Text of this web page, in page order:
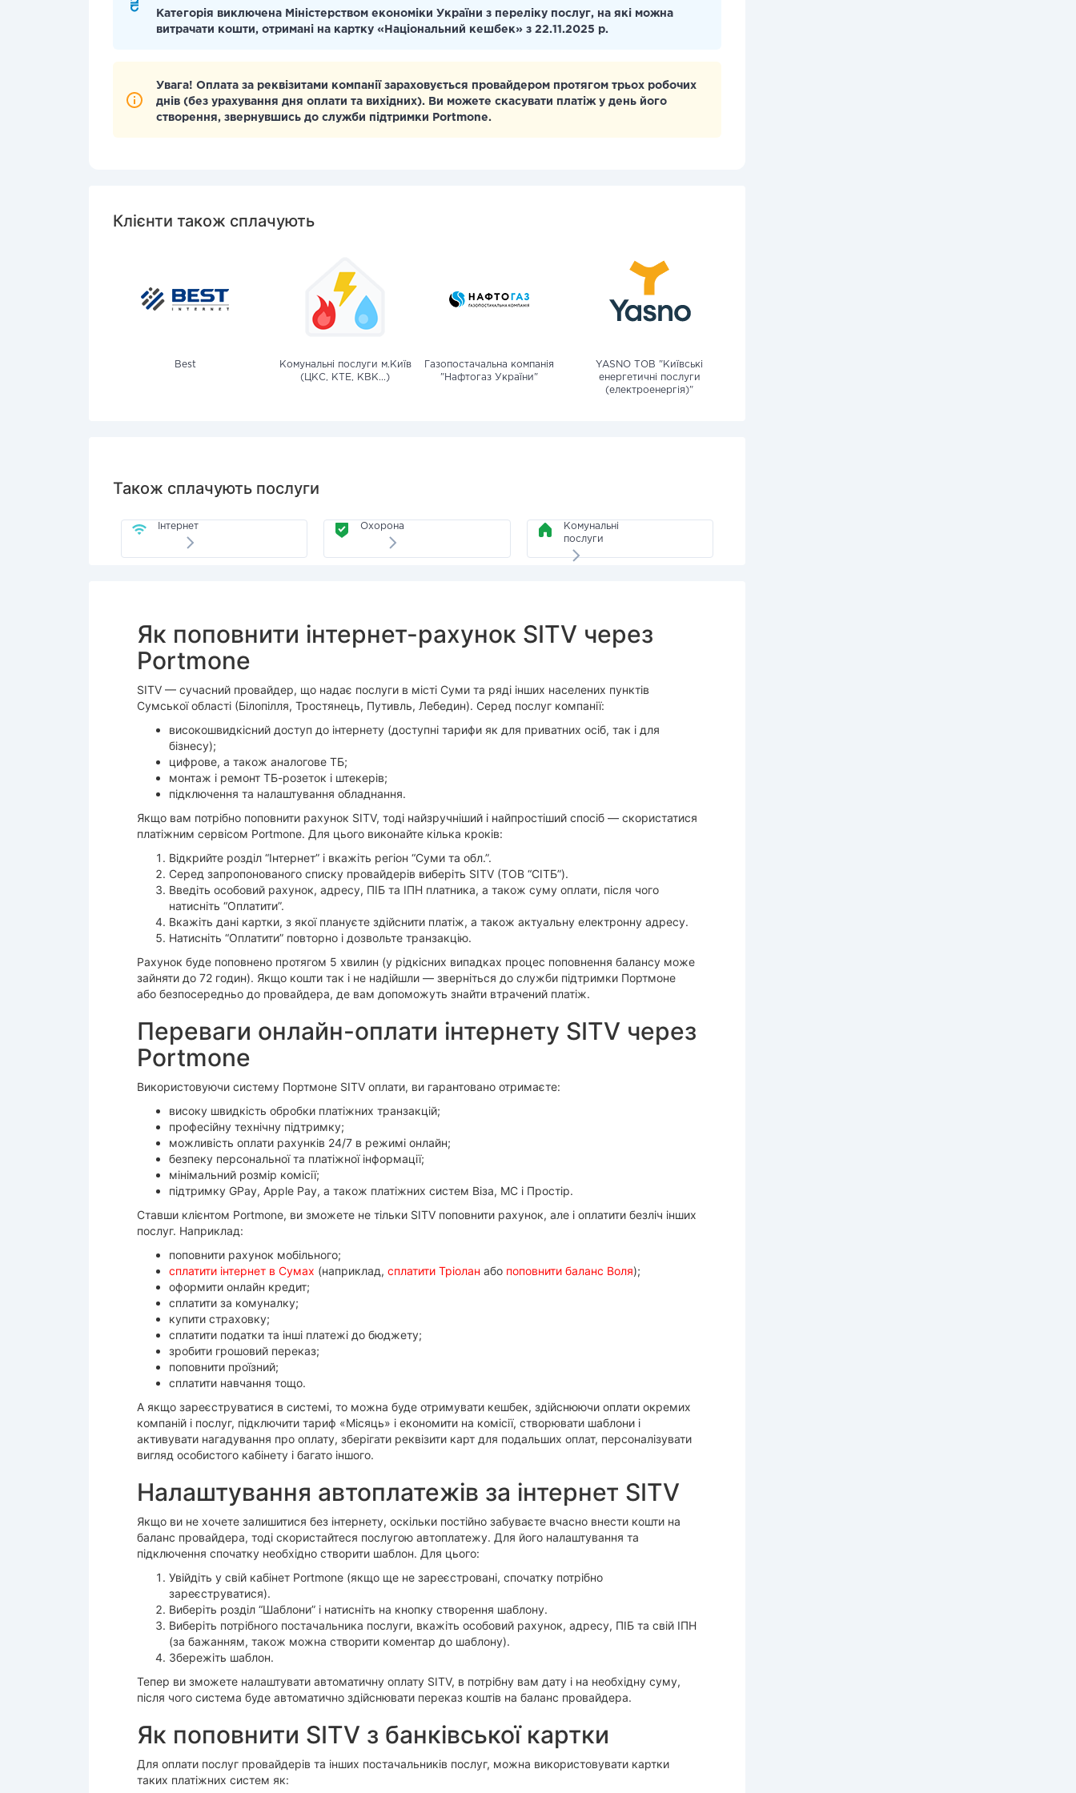
Категорія виключена Міністерством економіки України з переліку послуг, на які можна
витрачати кошти, отримані на картку «Національний кешбек» з 22.11.2025 р.
Увага! Оплата за реквізитами компанії зараховується провайдером протягом трьох робочих
днів (без урахування дня оплати та вихідних). Ви можете скасувати платіж у день його
створення, звернувшись до служби підтримки Portmone.
Клієнти також сплачують
Best
Комунальні послуги м.Київ
(ЦКС, КТЕ, КВК...)
Газопостачальна компанія
"Нафтогаз України"
YASNO ТОВ "Київські
енергетичні послуги
(електроенергія)"
Також сплачують послуги
Інтернет Охорона
Комунальні
послуги
Як поповнити інтернет-рахунок SITV через
Portmone
SITV — сучасний провайдер, що надає послуги в місті Суми та ряді інших населених пунктів
Сумської області (Білопілля, Тростянець, Путивль, Лебедин). Серед послуг компанії:
високошвидкісний доступ до інтернету (доступні тарифи як для приватних осіб, так і для
бізнесу);
цифрове, а також аналогове ТБ;
монтаж і ремонт ТБ-розеток і штекерів;
підключення та налаштування обладнання.
Якщо вам потрібно поповнити рахунок SITV, тоді найзручніший і найпростіший спосіб — скористатися
платіжним сервісом Portmone. Для цього виконайте кілька кроків:
Відкрийте розділ “Інтернет” і вкажіть регіон “Суми та обл.”.
Серед запропонованого списку провайдерів виберіть SITV (ТОВ “СІТБ”).
Введіть особовий рахунок, адресу, ПІБ та ІПН платника, а також суму оплати, після чого
натисніть “Оплатити”.
Вкажіть дані картки, з якої плануєте здійснити платіж, а також актуальну електронну адресу.
Натисніть “Оплатити” повторно і дозвольте транзакцію.
Рахунок буде поповнено протягом 5 хвилин (у рідкісних випадках процес поповнення балансу може
зайняти до 72 годин). Якщо кошти так і не надійшли — зверніться до служби підтримки Портмоне
або безпосередньо до провайдера, де вам допоможуть знайти втрачений платіж.
Переваги онлайн-оплати інтернету SITV через
Portmone
Використовуючи систему Портмоне SITV оплати, ви гарантовано отримаєте:
високу швидкість обробки платіжних транзакцій;
професійну технічну підтримку;
можливість оплати рахунків 24/7 в режимі онлайн;
безпеку персональної та платіжної інформації;
мінімальний розмір комісії;
підтримку GPay, Apple Pay, а також платіжних систем Віза, МС і Простір.
Ставши клієнтом Portmone, ви зможете не тільки SITV поповнити рахунок, але і оплатити безліч інших
послуг. Наприклад:
поповнити рахунок мобільного;
сплатити інтернет в Сумах (наприклад, сплатити Тріолан або поповнити баланс Воля);
оформити онлайн кредит;
сплатити за комуналку;
купити страховку;
сплатити податки та інші платежі до бюджету;
зробити грошовий переказ;
поповнити проїзний;
сплатити навчання тощо.
А якщо зареєструватися в системі, то можна буде отримувати кешбек, здійснюючи оплати окремих
компаній і послуг, підключити тариф «Місяць» і економити на комісії, створювати шаблони і
активувати нагадування про оплату, зберігати реквізити карт для подальших оплат, персоналізувати
вигляд особистого кабінету і багато іншого.
Налаштування автоплатежів за інтернет SITV
Якщо ви не хочете залишитися без інтернету, оскільки постійно забуваєте вчасно внести кошти на
баланс провайдера, тоді скористайтеся послугою автоплатежу. Для його налаштування та
підключення спочатку необхідно створити шаблон. Для цього:
Увійдіть у свій кабінет Portmone (якщо ще не зареєстровані, спочатку потрібно
зареєструватися).
Виберіть розділ “Шаблони” і натисніть на кнопку створення шаблону.
Виберіть потрібного постачальника послуги, вкажіть особовий рахунок, адресу, ПІБ та свій ІПН
(за бажанням, також можна створити коментар до шаблону).
Збережіть шаблон.
Тепер ви зможете налаштувати автоматичну оплату SITV, в потрібну вам дату і на необхідну суму,
після чого система буде автоматично здійснювати переказ коштів на баланс провайдера.
Як поповнити SITV з банківської картки
Для оплати послуг провайдерів та інших постачальників послуг, можна використовувати картки
таких платіжних систем як: